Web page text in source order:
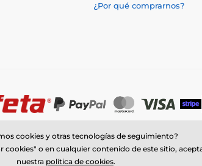
¿Por qué comprarnos?
⦁ Tienda electrónica creada por
cookies y otras tecnologías de seguimiento?
o en cualquier contenido de este sitio,
nuestra política de cookies.